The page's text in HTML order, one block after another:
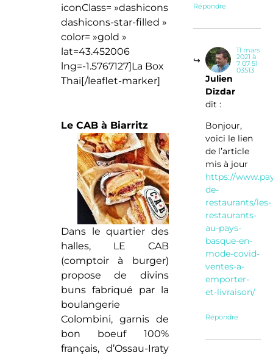
iconClass= »dashicons
dashicons-star-filled »
color= »gold »
lat=43.452006
lng=-1.5767127]La Box
Thai[/leaflet-marker]
Le CAB à Biarritz
Dans le quartier des
halles, LE CAB
(comptoir à burger)
propose de divins
buns fabriqué par la
boulangerie
Colombini, garnis de
bon boeuf 100%
français, d’Ossau-Iraty
Répondre
Julien
Dizdar
dit :
11 mars
2021 à
7 07 51
03513
Bonjour,
voici le lien
de l’article
mis à jour
https://
de-
restaurants/les-
restaurants-
au-pays-
basque-en-
mode-covid-
ventes-a-
emporter-
et-livraison/
Répondre